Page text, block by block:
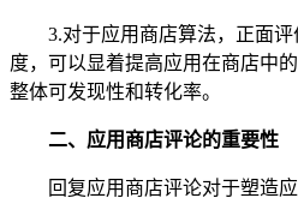
3.对于应用商店算法，正面
度，可以显着提高应用在商店中
整体可发现性和转化率。
二、 应用商店评论的重要性
回复应用商店评论对于塑造